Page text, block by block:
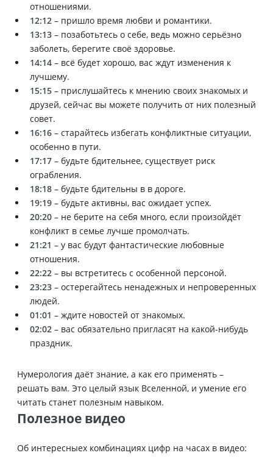
отношениями.
12:12 – пришло время любви и романтики.
13:13 – позаботьтесь о себе, ведь можно серьёзно
заболеть, берегите своё здоровье.
14:14 – всё будет хорошо, вас ждут изменения к
лучшему.
15:15 – прислушайтесь к мнению своих знакомых и
друзей, сейчас вы можете получить от них полезный
совет.
16:16 – старайтесь избегать конфликтные ситуации,
особенно в пути.
17:17 – будьте бдительнее, существует риск
ограбления.
18:18 – будьте бдительны в в дороге.
19:19 – будьте активны, вас ожидает успех.
20:20 – не берите на себя много, если произойдёт
конфликт в семье лучше промолчать.
21:21 – у вас будут фантастические любовные
отношения.
22:22 – вы встретитесь с особенной персоной.
23:23 – остерегайтесь ненадежных и непроверенных
людей.
01:01 – ждите новостей от знакомых.
02:02 – вас обязательно пригласят на какой-нибудь
праздник.
Нумерология даёт знание, а как его применять –
решать вам. Это целый язык Вселенной, и умение его
читать станет полезным навыком.
Полезное видео
Об интересныех комбинациях цифр на часах в видео: